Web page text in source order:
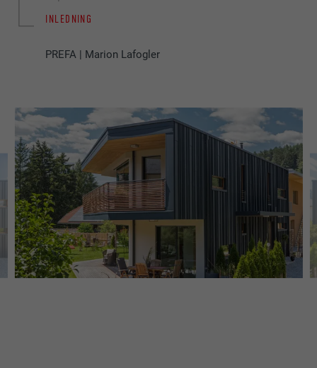
INLEDNING
PREFA | Marion Lafogler